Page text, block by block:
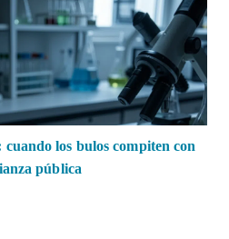
los bulos compiten con
pública